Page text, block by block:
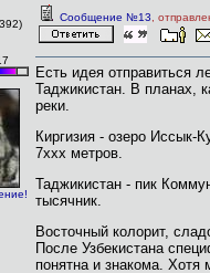
Сообщение №13 ,
Есть идея отправиться
Таджикистан. В планах,
реки.
Киргизия - озеро Иссык-
7ххх метров.
Таджикистан - пик
тысячник.
Восточный колорит,
После Узбекистана
понятна и знакома. Хотя